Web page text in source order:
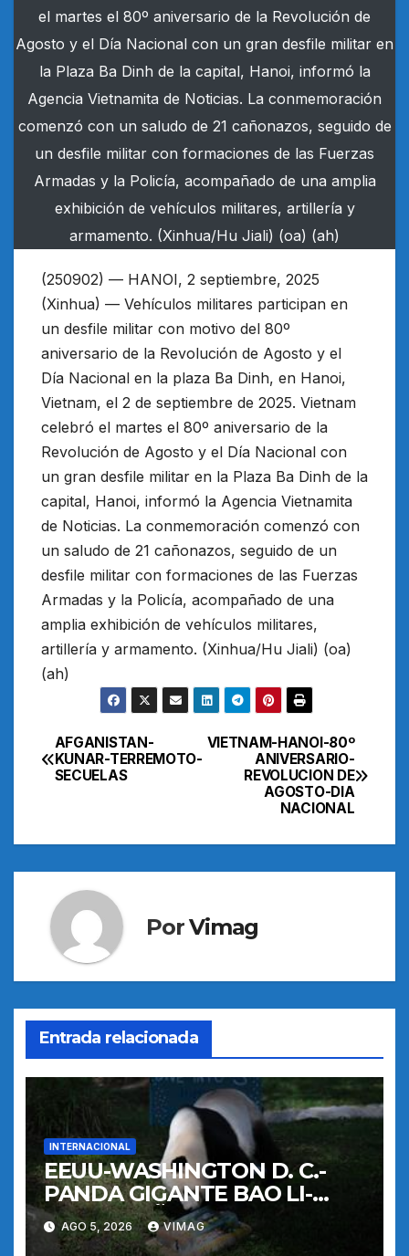
el martes el 80º aniversario de la Revolución de
Agosto y el Día Nacional con un gran desfile militar en
la Plaza Ba Dinh de la capital, Hanoi, informó la
Agencia Vietnamita de Noticias. La conmemoración
comenzó con un saludo de 21 cañonazos, seguido de
un desfile militar con formaciones de las Fuerzas
Armadas y la Policía, acompañado de una amplia
exhibición de vehículos militares, artillería y
armamento. (Xinhua/Hu Jiali) (oa) (ah)
(250902) — HANOI, 2 septiembre, 2025
(Xinhua) — Vehículos militares participan en
un desfile militar con motivo del 80º
aniversario de la Revolución de Agosto y el
Día Nacional en la plaza Ba Dinh, en Hanoi,
Vietnam, el 2 de septiembre de 2025. Vietnam
celebró el martes el 80º aniversario de la
Revolución de Agosto y el Día Nacional con
un gran desfile militar en la Plaza Ba Dinh de la
capital, Hanoi, informó la Agencia Vietnamita
de Noticias. La conmemoración comenzó con
un saludo de 21 cañonazos, seguido de un
desfile militar con formaciones de las Fuerzas
Armadas y la Policía, acompañado de una
amplia exhibición de vehículos militares,
artillería y armamento. (Xinhua/Hu Jiali) (oa)
(ah)
Navegación
de
VIETNAM-HANOI-80º
ANIVERSARIO-
REVOLUCION DE
AGOSTO-DIA
NACIONAL
AFGANISTAN-
KUNAR-TERREMOTO-
SECUELAS
PorVimag
Entrada relacionada
INTERNACIONAL
EEUU-WASHINGTON D. C.-
PANDA GIGANTE BAO LI-
CUMPLEAÑOS
AGO 5, 2026 VIMAG